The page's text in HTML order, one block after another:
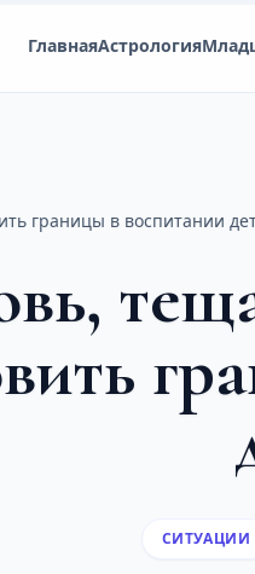
ГлавнаяАстрология
границы в воспитании
СИТУАЦИИ